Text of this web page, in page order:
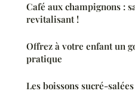
Café aux champignons :
revitalisant !
Offrez à votre enfant un
pratique
Les boissons sucré-